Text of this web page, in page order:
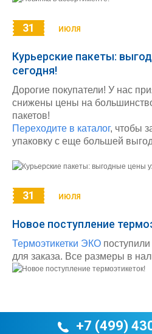
31 ИЮЛЯ
Курьерские пакеты:
сегодня!
Дорогие покупатели! У нас
снижены цены на
пакетов!
Переходите в каталог, чтобы
упаковку с еще большей
31 ИЮЛЯ
Новое поступление
Термоэтикетки ЭКО
для заказа. Все размеры в
+7 (499)